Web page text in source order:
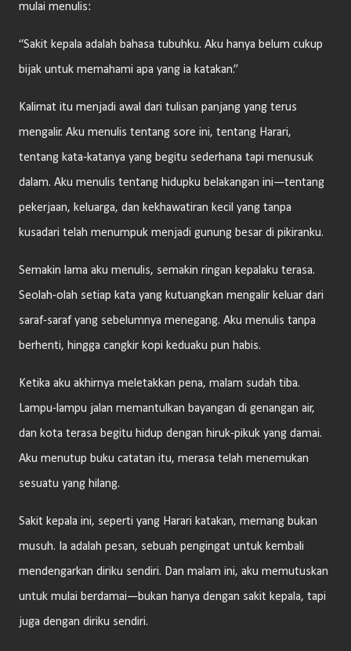
mulai menulis:
“Sakit kepala adalah bahasa tubuhku. Aku hanya belum cukup
bijak untuk memahami apa yang ia katakan.”
Kalimat itu menjadi awal dari tulisan panjang yang terus
mengalir. Aku menulis tentang sore ini, tentang Harari,
tentang kata-katanya yang begitu sederhana tapi menusuk
dalam. Aku menulis tentang hidupku belakangan ini—tentang
pekerjaan, keluarga, dan kekhawatiran kecil yang tanpa
kusadari telah menumpuk menjadi gunung besar di pikiranku.
Semakin lama aku menulis, semakin ringan kepalaku terasa.
Seolah-olah setiap kata yang kutuangkan mengalir keluar dari
saraf-saraf yang sebelumnya menegang. Aku menulis tanpa
berhenti, hingga cangkir kopi keduaku pun habis.
Ketika aku akhirnya meletakkan pena, malam sudah tiba.
Lampu-lampu jalan memantulkan bayangan di genangan air,
dan kota terasa begitu hidup dengan hiruk-pikuk yang damai.
Aku menutup buku catatan itu, merasa telah menemukan
sesuatu yang hilang.
Sakit kepala ini, seperti yang Harari katakan, memang bukan
musuh. Ia adalah pesan, sebuah pengingat untuk kembali
mendengarkan diriku sendiri. Dan malam ini, aku memutuskan
untuk mulai berdamai—bukan hanya dengan sakit kepala, tapi
juga dengan diriku sendiri.